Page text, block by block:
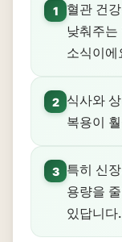
1 혈관 건
낮춰주는
소식이에
2
식사와
복용이
3
특히 신
용량을
있답니다.